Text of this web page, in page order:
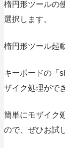
楕円形ツールの
選択します。
楕円形ツール起
キーボードの「
ザイク処理がで
簡単にモザイク
ので、ぜひお試